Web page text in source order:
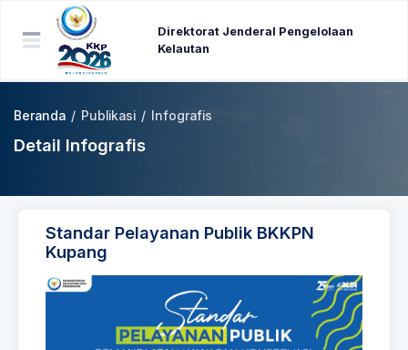
Direktorat Jenderal Pengelolaan
Kelautan
Beranda / Publikasi / Infografis
Detail Infografis
Standar Pelayanan Publik BKKPN
Kupang